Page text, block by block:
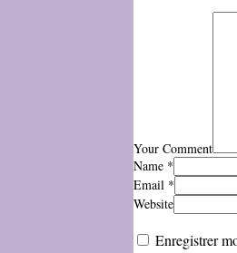
Your Comment
Name *
Email *
Website
Enregistrer